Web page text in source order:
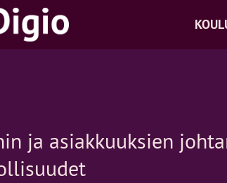
ja asiakkuuksien